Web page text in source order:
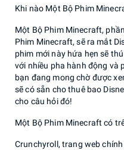
Khi nào Một Bộ Phim
Một Bộ Phim Minecraft,
Phim Minecraft, sẽ ra mắt
phim mới này hứa hẹn sẽ
với nhiều pha hành động và
bạn đang mong chờ được
sẽ có sẵn cho thuê bao
cho câu hỏi đó!
Một Bộ Phim Minecraft có
Crunchyroll, trang web